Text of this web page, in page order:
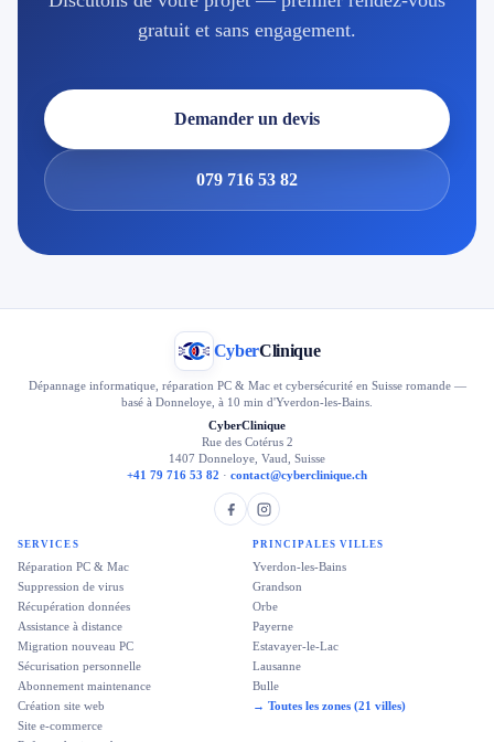
gratuit et sans engagement.
Demander un devis
079 716 53 82
CyberClinique
Dépannage informatique, réparation PC & Mac et cybersécurité en Suisse romande —
basé à Donneloye, à 10 min d'Yverdon-les-Bains.
CyberClinique
Rue des Cotérus 2
1407 Donneloye, Vaud, Suisse
+41 79 716 53 82 · contact@cyberclinique.ch
SERVICES
Réparation PC & Mac
Suppression de virus
Récupération données
Assistance à distance
Migration nouveau PC
Sécurisation personnelle
Abonnement maintenance
Création site web
Site e-commerce
PRINCIPALES VILLES
Yverdon-les-Bains
Grandson
Orbe
Payerne
Estavayer-le-Lac
Lausanne
Bulle
→ Toutes les zones (21 villes)